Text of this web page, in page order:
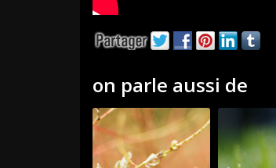
on parle aussi de